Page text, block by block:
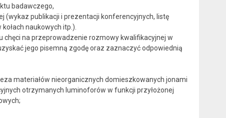
badawczego,
publikacji i prezentacji konferencyjnych, listę
naukowych itp.).
chęci na przeprowadzenie rozmowy kwalifikacyjnej w
jego pisemną zgodę oraz zaznaczyć odpowiednią
materiałów nieorganicznych domieszkowanych jonami
otrzymanych luminoforów w funkcji przyłożonej